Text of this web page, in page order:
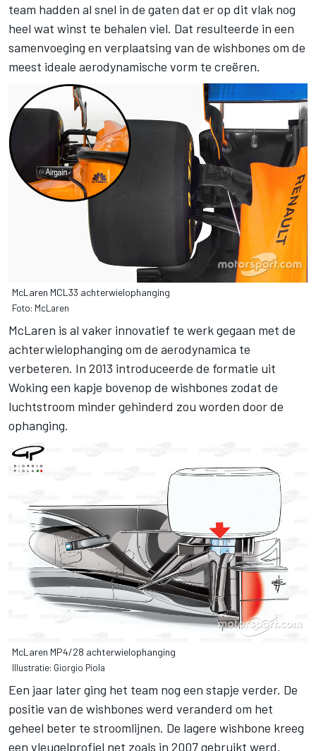
team hadden al snel in de gaten dat er op dit vlak nog
heel wat winst te behalen viel. Dat resulteerde in een
samenvoeging en verplaatsing van de wishbones om de
meest ideale aerodynamische vorm te creëren.
McLaren MCL33 achterwielophanging
Foto: McLaren
McLaren is al vaker innovatief te werk gegaan met de
achterwielophanging om de aerodynamica te
verbeteren. In 2013 introduceerde de formatie uit
Woking een kapje bovenop de wishbones zodat de
luchtstroom minder gehinderd zou worden door de
ophanging.
McLaren MP4/28 achterwielophanging
Illustratie: Giorgio Piola
Een jaar later ging het team nog een stapje verder. De
positie van de wishbones werd veranderd om het
geheel beter te stroomlijnen. De lagere wishbone kreeg
een vleugelprofiel net zoals in 2007 gebruikt werd.